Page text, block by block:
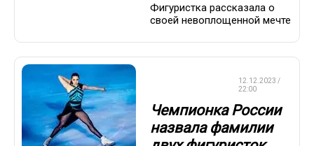
Фигуристка рассказала о
своей невоплощенной мечте
12.12.2023 /
22:00
Чемпионка России
назвала фамилии